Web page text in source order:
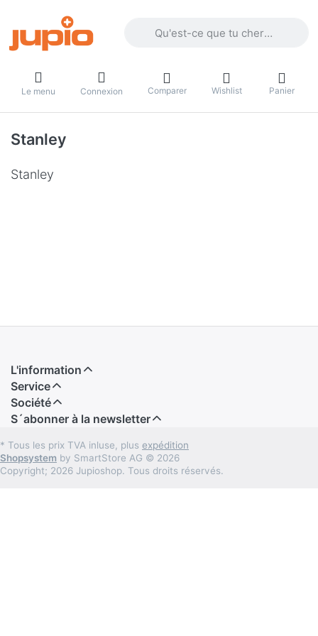
Le menu Connexion Comparer Wishlist Panier
Stanley
Stanley
L'information
Service
Société
S´abonner à la newsletter
* Tous les prix TVA inluse, plus expédition
Shopsystem by SmartStore AG © 2026
Copyright; 2026 Jupioshop. Tous droits réservés.